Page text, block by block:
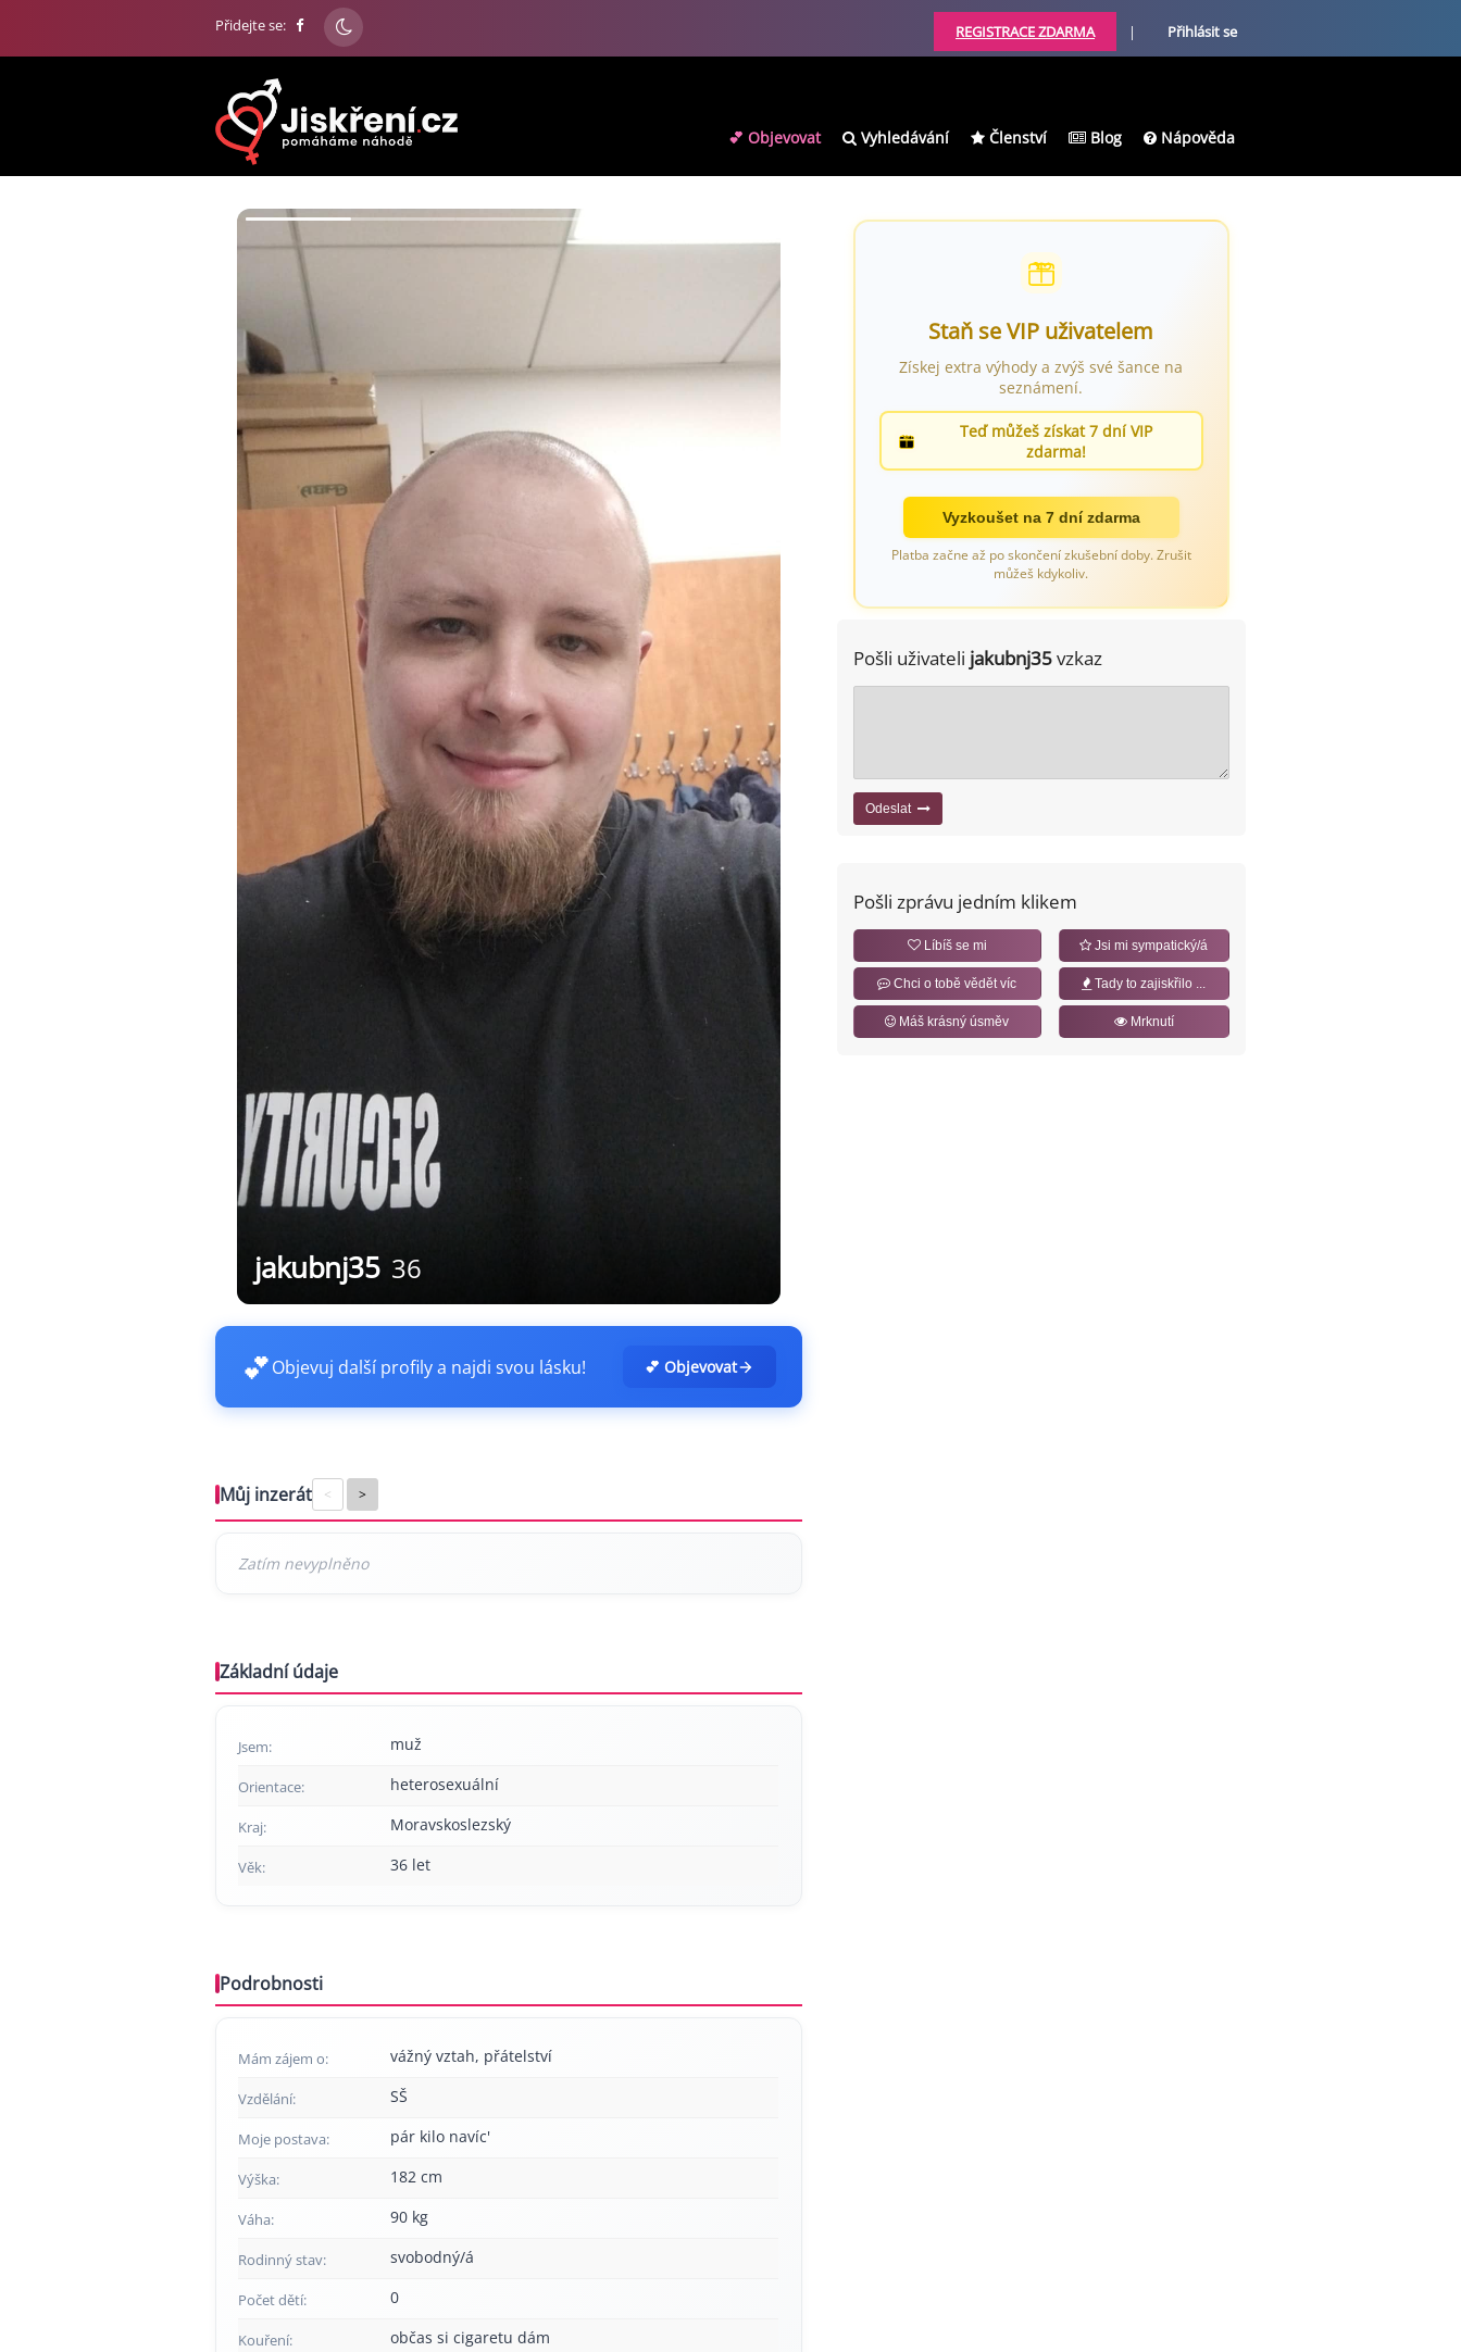
Přidejte se: REGISTRACE ZDARMA | Přihlásit se
💕 Objevovat Vyhledávání Členství Blog Nápověda
jakubnj35 36
💕Objevuj další profily a najdi svou lásku! 💕 Objevovat
Můj inzerát < >
Základní údaje
Jsem: muž
Orientace: heterosexuální
Kraj: Moravskoslezský
Věk: 36 let
Podrobnosti
Mám zájem o: vážný vztah, přátelství
Vzdělání: SŠ
Moje postava: pár kilo navíc'
Výška: 182 cm
Váha: 90 kg
Rodinný stav: svobodný/á
Počet dětí: 0
Kouření: občas si cigaretu dám
Staň se VIP uživatelem
Získej extra výhody a zvýš své šance na
seznámení.
Teď můžeš získat 7 dní VIP
zdarma!
Vyzkoušet na 7 dní zdarma
Platba začne až po skončení zkušební doby. Zrušit
můžeš kdykoliv.
Pošli uživateli jakubnj35vzkaz
Odeslat
Pošli zprávu jedním klikem
Líbíš se mi Jsi mi sympatický/á
Chci o tobě vědět víc Tady to zajiskřilo ...
Máš krásný úsměv Mrknutí